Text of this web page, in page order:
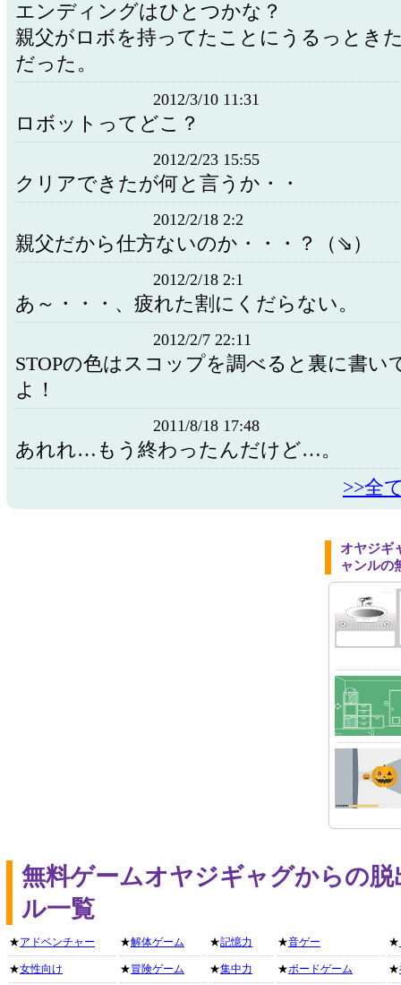
エンディングはひとつかな？
親父がロボを持ってたことにうるっとき
だった。
2012/3/10 11:31
ロボットってどこ？
2012/2/23 15:55
クリアできたが何と言うか・・
2012/2/18 2:2
親父だから仕方ないのか・・・？（⇘）
2012/2/18 2:1
あ～・・・、疲れた割にくだらない。
2012/2/7 22:11
STOPの色はスコップを調べると裏に書い
よ！
2011/8/18 17:48
あれれ…もう終わったんだけど…。
>>全
オヤジギ
ャンルの
無料ゲームオヤジギャグからの
ル一覧
★アドベンチャー
★女性向け
★解体ゲーム
★冒険ゲーム
★記憶力
★集中力
★音ゲー
★ボードゲーム
★
★